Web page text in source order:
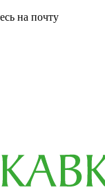
на почту